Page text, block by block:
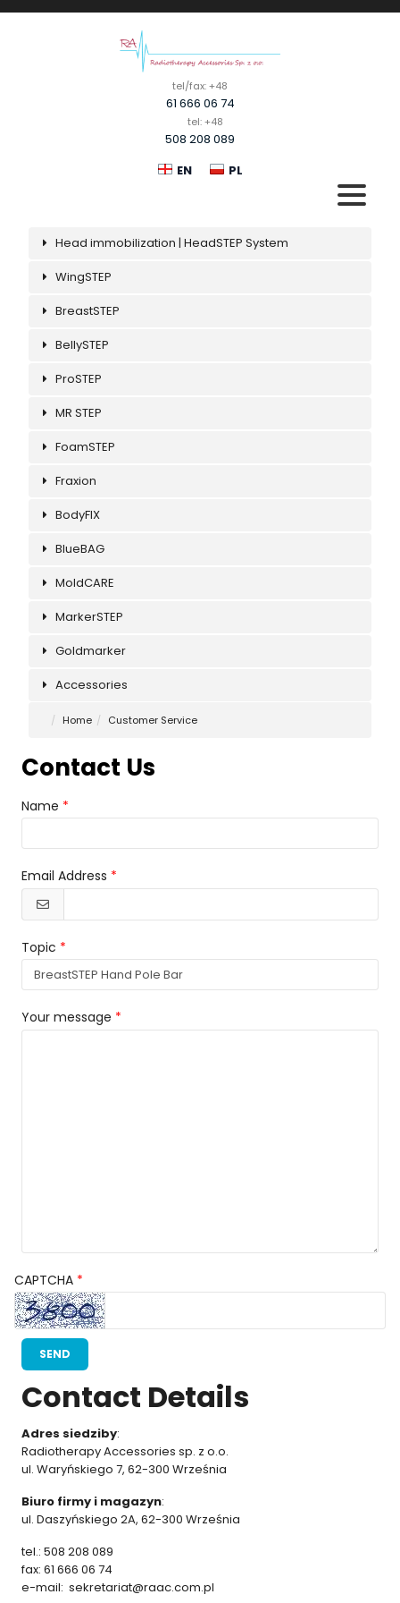
tel/fax: +48
61 666 06 74
tel: +48
508 208 089
EN
PL
PRODUCTS
Head immobilization | HeadSTEP System
WingSTEP
BreastSTEP
BellySTEP
ProSTEP
MR STEP
FoamSTEP
Fraxion
BodyFIX
BlueBAG
MoldCARE
MarkerSTEP
Goldmarker
Accessories
Home Customer Service
Contact Us
Name
Email Address
Topic
Your message
CAPTCHA
SEND
Contact Details
Adres siedziby:
Radiotherapy Accessories sp. z o.o.
ul. Waryńskiego 7, 62-300 Września
Biuro firmy i magazyn:
ul. Daszyńskiego 2A, 62-300 Września
tel.: 508 208 089
fax: 61 666 06 74
e-mail: sekretariat@raac.com.pl